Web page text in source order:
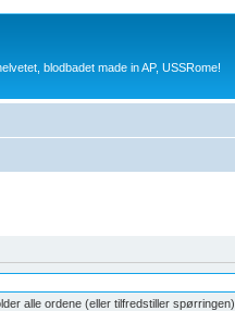
blodbadet made in AP, USSRome!
alle ordene (eller tilfredstiller spørringen)